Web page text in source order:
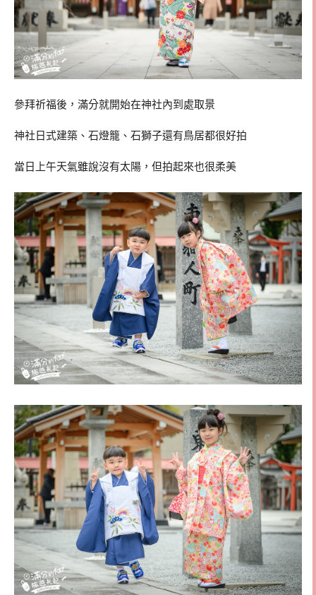
參拜祈福後，滿分就開始在神社內到處取景
神社日式建築、石燈籠、石獅子還有鳥居都很好拍
當日上午天氣雖說沒有太陽，但拍起來也很柔美